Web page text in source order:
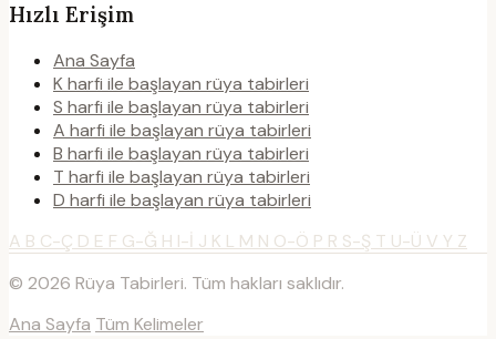
Hızlı Erişim
Ana Sayfa
K harfi ile başlayan rüya tabirleri
S harfi ile başlayan rüya tabirleri
A harfi ile başlayan rüya tabirleri
B harfi ile başlayan rüya tabirleri
T harfi ile başlayan rüya tabirleri
D harfi ile başlayan rüya tabirleri
A B C-Ç D E F G-Ğ H I-İ J K L M N O-Ö P R S-Ş T U-Ü V Y Z
© 2026 Rüya Tabirleri. Tüm hakları saklıdır.
Ana Sayfa Tüm Kelimeler